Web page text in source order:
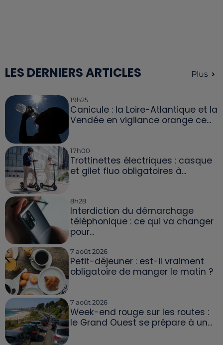
LES DERNIERS ARTICLES Plus
19h25
Canicule : la Loire-Atlantique et la
Vendée en vigilance orange ce...
17h00
Trottinettes électriques : casque
et gilet fluo obligatoires à...
8h28
Interdiction du démarchage
téléphonique : ce qui va changer
pour...
7 août 2026
Petit-déjeuner : est-il vraiment
obligatoire de manger le matin ?
7 août 2026
Week-end rouge sur les routes :
le Grand Ouest se prépare à un...